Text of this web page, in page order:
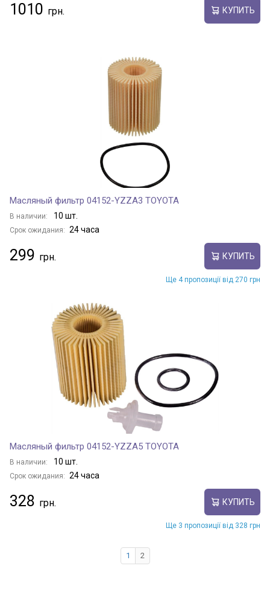
1010 КУПИТЬ
Масляный фильтр 04152-YZZA3 TOYOTA
В наличии: 10 шт.
Срок ожидания: 24 часа
299 КУПИТЬ
Ще 4 пропозиції від 270 грн
Масляный фильтр 04152-YZZA5 TOYOTA
В наличии: 10 шт.
Срок ожидания: 24 часа
328 КУПИТЬ
Ще 3 пропозиції від 328 грн
1 2